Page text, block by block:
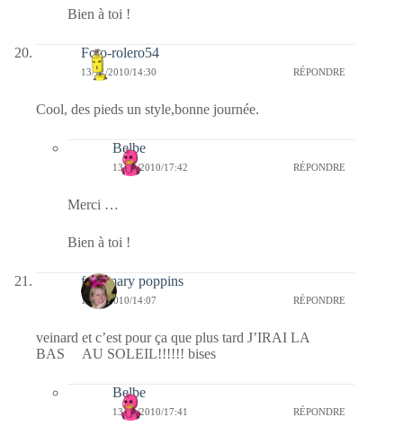
Bien à toi !
Foto-rolero54
13/11/2010/14:30 RÉPONDRE
Cool, des pieds un style,bonne journée.
Belbe
13/11/2010/17:42 RÉPONDRE
Merci …
Bien à toi !
fabymary poppins
13/11/2010/14:07 RÉPONDRE
veinard et c’est pour ça que plus tard J’IRAI LA
BAS AU SOLEIL!!!!!! bises
Belbe
13/11/2010/17:41 RÉPONDRE